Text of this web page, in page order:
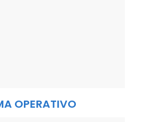
OPERATIVO